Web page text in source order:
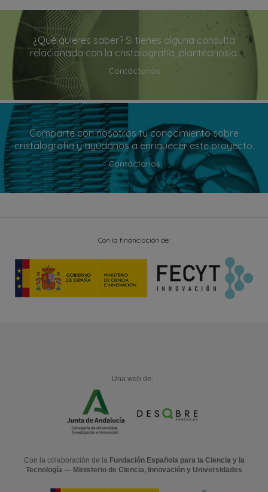
¿Qué quieres saber? Si tienes alguna consulta
relacionada con la cristalografía, plantéanosla.
Contáctanos
Comparte con nosotros tu conocimiento sobre
cristalografía y ayúdanos a enriquecer este proyecto.
Contáctanos
Con la financiación de:
Una web de:
Con la colaboración de la Fundación Española para la Ciencia y la
Tecnología — Ministerio de Ciencia, Innovación y Universidades